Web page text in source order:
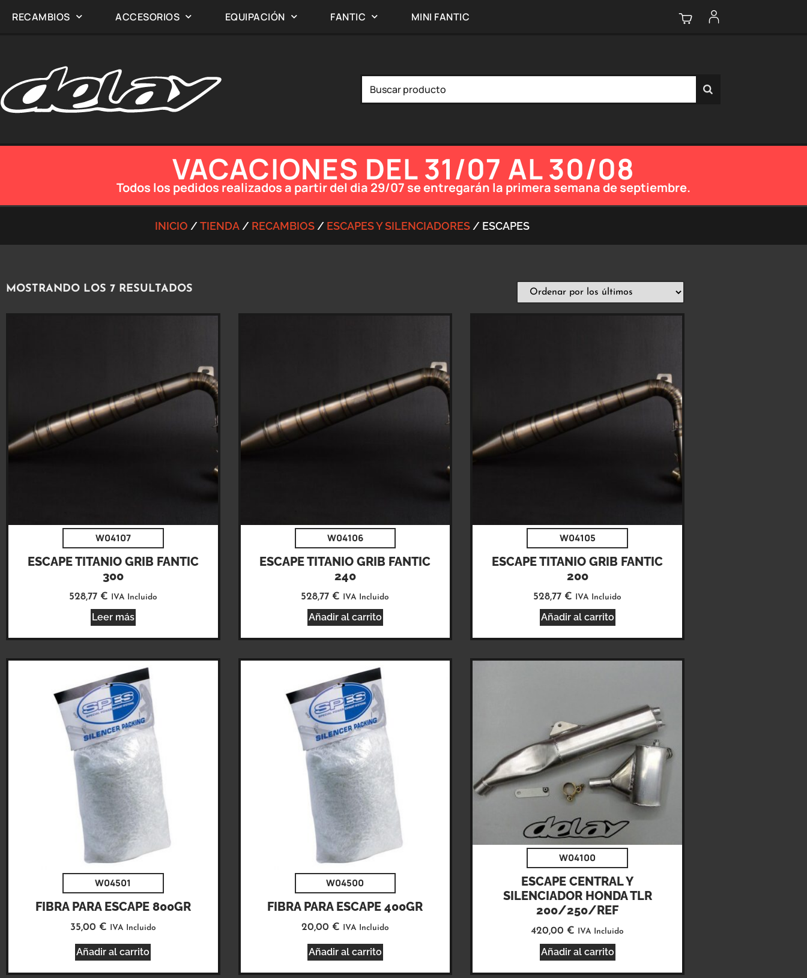
RECAMBIOS ACCESORIOS EQUIPACIÓN FANTIC MINI FANTIC
VACACIONES DEL 31/07 AL 30/08
Todos los pedidos realizados a partir del dia 29/07 se entregarán la primera semana de septiembre.
INICIO /TIENDA/ RECAMBIOS/ ESCAPES Y SILENCIADORES/ ESCAPES
MOSTRANDO LOS 7 RESULTADOS
W04107
ESCAPE TITANIO GRIB FANTIC
300
528,77 € IVA Incluido
Leer más
W04106
ESCAPE TITANIO GRIB FANTIC
240
528,77 € IVA Incluido
Añadir al carrito
W04105
ESCAPE TITANIO GRIB FANTIC
200
528,77 € IVA Incluido
Añadir al carrito
W04501
FIBRA PARA ESCAPE 800GR
35,00 € IVA Incluido
Añadir al carrito
W04500
FIBRA PARA ESCAPE 400GR
20,00 € IVA Incluido
Añadir al carrito
W04100
ESCAPE CENTRAL Y
SILENCIADOR HONDA TLR
200/250/REF
420,00 € IVA Incluido
Añadir al carrito